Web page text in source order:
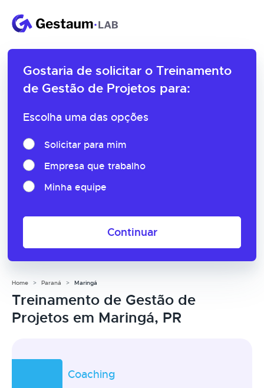
Gostaria de solicitar o Treinamento
de Gestão de Projetos para:
Escolha uma das opções
Solicitar para mim
Empresa que trabalho
Minha equipe
Continuar
Home Paraná Maringá
Treinamento de Gestão de
Projetos em Maringá, PR